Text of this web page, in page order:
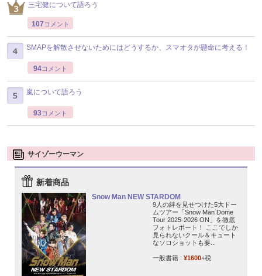
三宅健について語ろう
107 コメント
SMAPを解散させないためにはどうするか、スマオタが懸命に考える！
94コメント
嵐について語ろう
93コメント
サイゾーウーマン
新着商品
Snow Man NEW STARDOM
9人の絆を見せつけた5大ドー
ムツアー「Snow Man Dome
Tour 2025-2026 ON」を徹底
フォトレポート！ ここでしか
見られないクール＆キュート
なソロショットも要...
一般書籍 : ¥1600+税